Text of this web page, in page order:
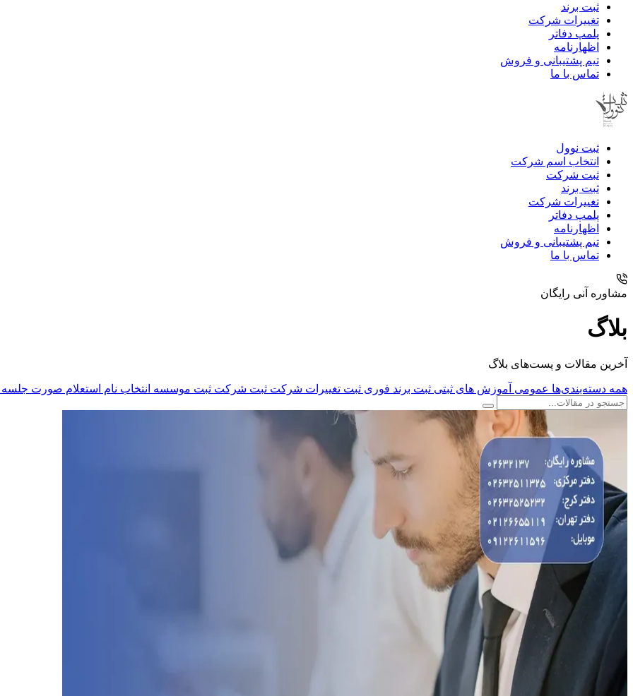
ثبت برند
تغییرات شرکت
پلمپ دفاتر
اظهارنامه
تیم پشتیبانی و فروش
تماس با ما
ثبت نوول
انتخاب اسم شرکت
ثبت شرکت
ثبت برند
تغییرات شرکت
پلمپ دفاتر
اظهارنامه
تیم پشتیبانی و فروش
تماس با ما
مشاوره آنی رایگان
بلاگ
آخرین مقالات و پست‌های بلاگ
همه دسته‌بندی‌ها عمومی آموزش های ثبتی ثبت برند فوری ثبت تغییرات شرکت ثبت شرکت ثبت موسسه انتخاب نام استعلام صورت جلسه